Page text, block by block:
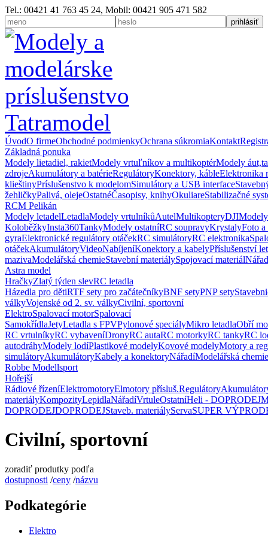
Tel.: 00421 41 763 45 24, Mobil: 00421 905 471 582
ÚvodO firmeObchodné podmienkyOchrana súkromiaKontakt
Základná ponuka
Modely lietadiel, rakietModely vrtuľníkov a multikoptérModely
zdrojeAkumulátory a batérieRegulátoryKonektory, kábleElektronika
klieštinyPríslušenstvo k modelomSimulátory a USB interface
žehličkyPalivá, olejeOstatnéČasopisy, knihyOkuliareStabilizačné
RCM Pelikán
Modely letadelLetadlaModely vrtulníkůAutelMultikopteryDJI
KoloběžkyInsta360TankyModely ostatníRC soupravyKrystalyFoto
gyraElektronické regulátory otáčekRC simulátoryRC elektronika
otáčekAkumulátoryVideoNabíjeníKonektory a kabelyPříslušenství
mazivaModelářská chemieStavební materiálySpojovací materiál
Astra model
HračkyZlatý týden slevRC letadla
Házedla pro dětiRTF sety pro začátečníkyBNF setyPNP sety
válkyVojenské od 2. sv. válkyCivilní, sportovní
ElektroSpalovací motorSpalovací
SamokřídlaJetyLetadla s FPVPylonové speciályMikro letadlaObří
RC vrtulníkyRC vybaveníDronyRC autaRC motorkyRC tankyRC
autodráhyModely lodíPlastikové modelyKovové modelyMotory a
simulátoryAkumulátoryKabely a konektoryNářadíModelářská chemie
Robbe Modellsport
Hořejší
Rádiové řízeníElektromotoryElmotory přísluš.Regulátory
materiályKompozityLepidlaNářadíVrtuleOstatníHeli - DOPRODEJ
DOPRODEJDOPRODEJStaveb. materiályServaSUPER
Civilní, sportovní
zoradiť produtky podľa
dostupnosti /ceny /názvu
Podkategórie
Elektro